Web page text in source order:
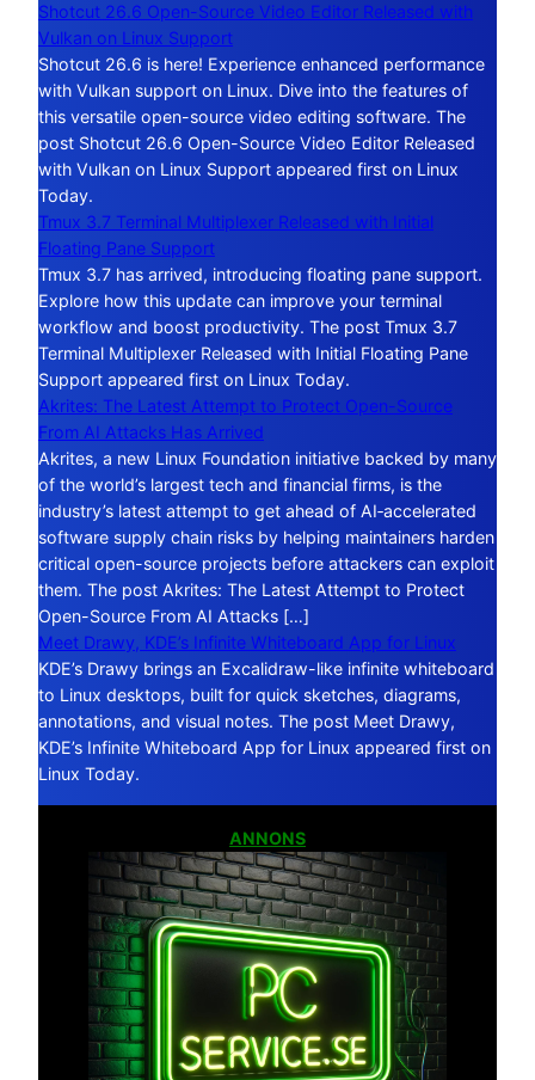
Shotcut 26.6 Open-Source Video Editor Released with
Vulkan on Linux Support
Shotcut 26.6 is here! Experience enhanced performance
with Vulkan support on Linux. Dive into the features of
this versatile open-source video editing software. The
post Shotcut 26.6 Open-Source Video Editor Released
with Vulkan on Linux Support appeared first on Linux
Today.
Tmux 3.7 Terminal Multiplexer Released with Initial
Floating Pane Support
Tmux 3.7 has arrived, introducing floating pane support.
Explore how this update can improve your terminal
workflow and boost productivity. The post Tmux 3.7
Terminal Multiplexer Released with Initial Floating Pane
Support appeared first on Linux Today.
Akrites: The Latest Attempt to Protect Open-Source
From AI Attacks Has Arrived
Akrites, a new Linux Foundation initiative backed by many
of the world’s largest tech and financial firms, is the
industry’s latest attempt to get ahead of AI‑accelerated
software supply chain risks by helping maintainers harden
critical open-source projects before attackers can exploit
them. The post Akrites: The Latest Attempt to Protect
Open-Source From AI Attacks […]
Meet Drawy, KDE’s Infinite Whiteboard App for Linux
KDE’s Drawy brings an Excalidraw-like infinite whiteboard
to Linux desktops, built for quick sketches, diagrams,
annotations, and visual notes. The post Meet Drawy,
KDE’s Infinite Whiteboard App for Linux appeared first on
Linux Today.
ANNONS